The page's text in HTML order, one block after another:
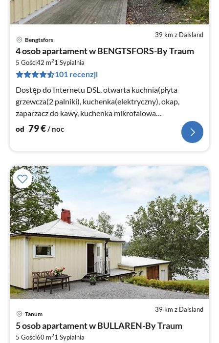
39 km z Dalsland
Bengtsfors
4 osob apartament w BENGTSFORS-By Traum
5 Gości42 m21 Sypialnia
101 recenzji
Dostęp do Internetu DSL, otwarta kuchnia(płyta
grzewcza(2 palniki), kuchenka(elektryczny), okap,
zaparzacz do kawy, kuchenka mikrofalowa
kombinowana, lodówka(+ zamrazarka)
od 79€/ noc
39 km z Dalsland
Tanum
5 osob apartament w BULLAREN-By Traum
5 Gości60 m21 Sypialnia